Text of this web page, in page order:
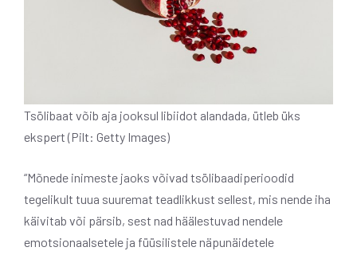
Tsölibaat võib aja jooksul libiidot alandada, ütleb üks
ekspert (Pilt: Getty Images)
“Mõnede inimeste jaoks võivad tsölibaadiperioodid
tegelikult tuua suuremat teadlikkust sellest, mis nende iha
käivitab või pärsib, sest nad häälestuvad nendele
emotsionaalsetele ja füüsilistele näpunäidetele